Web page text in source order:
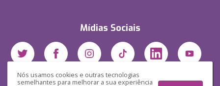
Nós usamos cookies e outras tecnologias
semelhantes para melhorar a sua experiência
Mídias Sociais